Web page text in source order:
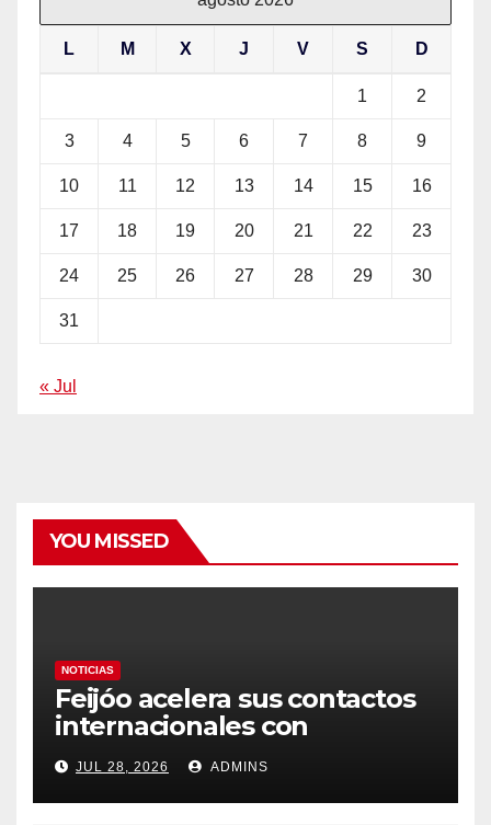
L M X J V S D
1 2
3 4 5 6 7 8 9
10 11 12 13 14 15 16
17 18 19 20 21 22 23
24 25 26 27 28 29 30
31
« Jul
YOU MISSED
NOTICIAS
Feijóo acelera sus contactos
internacionales con
Latinoamérica como socio
prioritario en su agenda de
gobierno
JUL 28, 2026 ADMINS